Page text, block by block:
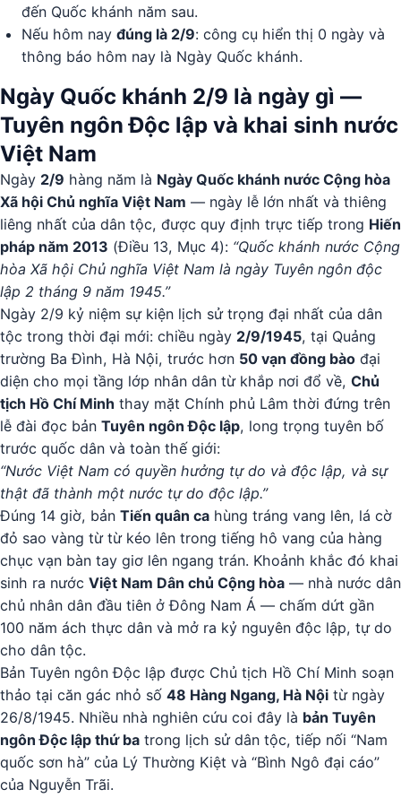
đến Quốc khánh năm sau.
Nếu hôm nay đúng là 2/9: công cụ hiển thị 0 ngày và
thông báo hôm nay là Ngày Quốc khánh.
Ngày Quốc khánh 2/9 là ngày gì —
Tuyên ngôn Độc lập và khai sinh nước
Việt Nam
Ngày 2/9 hàng năm là Ngày Quốc khánh nước Cộng hòa
Xã hội Chủ nghĩa Việt Nam — ngày lễ lớn nhất và thiêng
liêng nhất của dân tộc, được quy định trực tiếp trong Hiến
pháp năm 2013 (Điều 13, Mục 4): “Quốc khánh nước Cộng
hòa Xã hội Chủ nghĩa Việt Nam là ngày Tuyên ngôn độc
lập 2 tháng 9 năm 1945.”
Ngày 2/9 kỷ niệm sự kiện lịch sử trọng đại nhất của dân
tộc trong thời đại mới: chiều ngày 2/9/1945, tại Quảng
trường Ba Đình, Hà Nội, trước hơn 50 vạn đồng bào đại
diện cho mọi tầng lớp nhân dân từ khắp nơi đổ về, Chủ
tịch Hồ Chí Minh thay mặt Chính phủ Lâm thời đứng trên
lễ đài đọc bản Tuyên ngôn Độc lập, long trọng tuyên bố
trước quốc dân và toàn thế giới:
“Nước Việt Nam có quyền hưởng tự do và độc lập, và sự
thật đã thành một nước tự do độc lập.”
Đúng 14 giờ, bản Tiến quân ca hùng tráng vang lên, lá cờ
đỏ sao vàng từ từ kéo lên trong tiếng hô vang của hàng
chục vạn bàn tay giơ lên ngang trán. Khoảnh khắc đó khai
sinh ra nước Việt Nam Dân chủ Cộng hòa — nhà nước dân
chủ nhân dân đầu tiên ở Đông Nam Á — chấm dứt gần
100 năm ách thực dân và mở ra kỷ nguyên độc lập, tự do
cho dân tộc.
Bản Tuyên ngôn Độc lập được Chủ tịch Hồ Chí Minh soạn
thảo tại căn gác nhỏ số 48 Hàng Ngang, Hà Nội từ ngày
26/8/1945. Nhiều nhà nghiên cứu coi đây là bản Tuyên
ngôn Độc lập thứ ba trong lịch sử dân tộc, tiếp nối “Nam
quốc sơn hà” của Lý Thường Kiệt và “Bình Ngô đại cáo”
của Nguyễn Trãi.